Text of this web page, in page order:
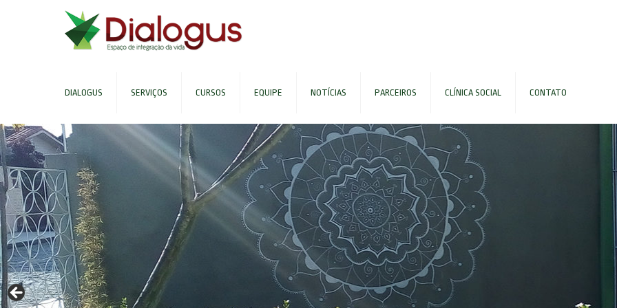
DIALOGUS SERVIÇOS CURSOS EQUIPE NOTÍCIAS PARCEIROS CLÍNICA SOCIAL CONTATO